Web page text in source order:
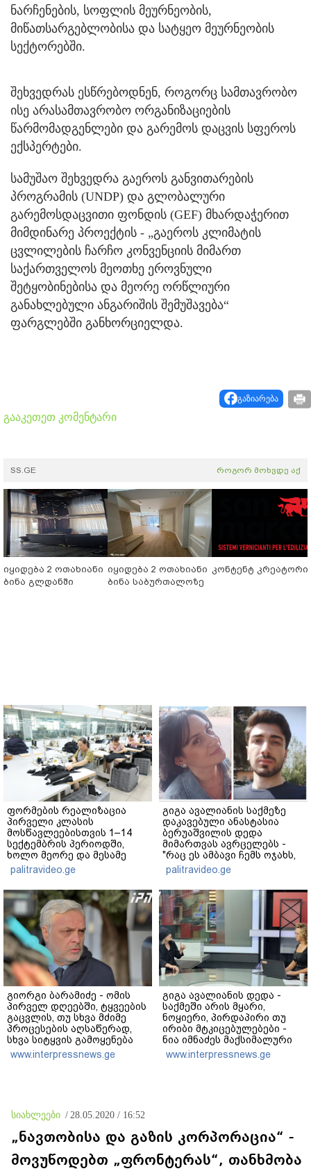
ნარჩენების, სოფლის მეურნეობის,
მიწათსარგებლობისა და სატყეო მეურნეობის
სექტორებში.
შეხვედრას ესწრებოდნენ, როგორც სამთავრობო
ისე არასამთავრობო ორგანიზაციების
წარმომადგენლები და გარემოს დაცვის სფეროს
ექსპერტები.
სამუშაო შეხვედრა გაეროს განვითარების
პროგრამის (UNDP) და გლობალური
გარემოსდაცვითი ფონდის (GEF) მხარდაჭერით
მიმდინარე პროექტის - „გაეროს კლიმატის
ცვლილების ჩარჩო კონვენციის მიმართ
საქართველოს მეოთხე ეროვნული
შეტყობინებისა და მეორე ორწლიური
განახლებული ანგარიშის შემუშავება“
ფარგლებში განხორციელდა.
გაზიარება
გააკეთეთ კომენტარი
SS.GE როგორ მოხვდე აქ
იყიდება 2 ოთახიანი
ბინა გლდანში
იყიდება 2 ოთახიანი
ბინა საბურთალოზე
კონტენტ კრეატორი
ფორმების რეალიზაცია
პირველი კლასის
მოსწავლეებისთვის 1–14
სექტემბრის პერიოდში,
ხოლო მეორე და მესამე
ეტაპებზე...
palitravideo.ge
გიგა ავალიანის საქმეზე
დაკავებული ანასტასია
ბერუაშვილის დედა
მიმართვას ავრცელებს -
"რაც ეს ამბავი ჩემს ოჯახს,
ჩემს ანასტასიას გადახდა
თავს, მის მერე მე მე არ
ვარ"
palitravideo.ge
გიორგი ბარამიძე - ომის
პირველ დღეებში, ტყვეების
გაცვლის, თუ სხვა მძიმე
პროცესების აღსაწერად,
სხვა სიტყვის გამოყენება
აჯობებდა - არასდროს
მითქვამს, რომ ჩვენები
ფაქტი ვიცი
www.interpressnews.ge
გიგა ავალიანის დედა -
საქმეში არის მყარი,
ნოყიერი, პირდაპირი თუ
ირიბი მტკიცებულებები -
ნია იმნაძეს მაქსიმალური
სასჯელი მიესჯება - ჩვენ
ნია იმნაძეს არ ვედავებით
www.interpressnews.ge
სიახლეები / 28.05.2020 / 16:52
„ნავთობისა და გაზის კორპორაცია“ -
მოვუწოდებთ „ფრონტერას“, თანხმობა